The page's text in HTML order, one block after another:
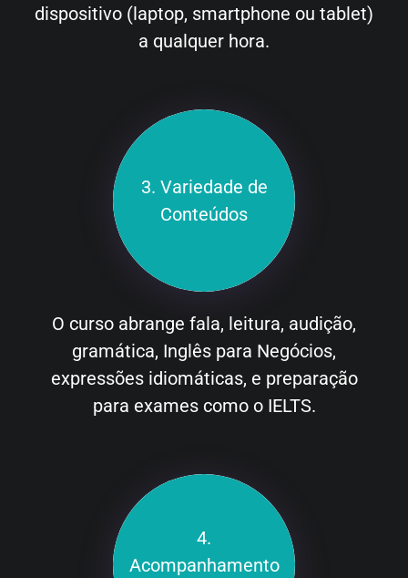
dispositivo (laptop, smartphone ou tablet)
a qualquer hora.
3. Variedade de
Conteúdos
O curso abrange fala, leitura, audição,
gramática, Inglês para Negócios,
expressões idiomáticas, e preparação
para exames como o IELTS.
4.
Acompanhamento